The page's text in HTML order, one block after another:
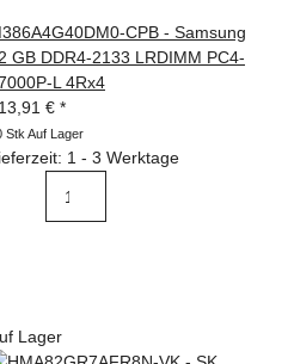
CPB - Samsung
GB DDR4-2133 LRDIMM PC4-
L 4Rx4
€ *
Stk Auf Lager
1 - 3 Werktage
Lager